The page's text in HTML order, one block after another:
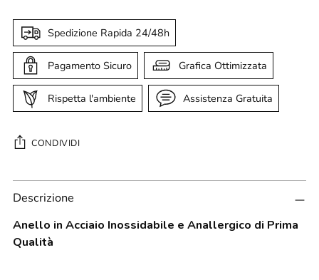
Spedizione Rapida 24/48h
Pagamento Sicuro Grafica Ottimizzata
Rispetta l'ambiente Assistenza Gratuita
CONDIVIDI
Aggiungere
un
al
carrello...
Descrizione
Anello in Acciaio Inossidabile e Anallergico di Prima
Qualità